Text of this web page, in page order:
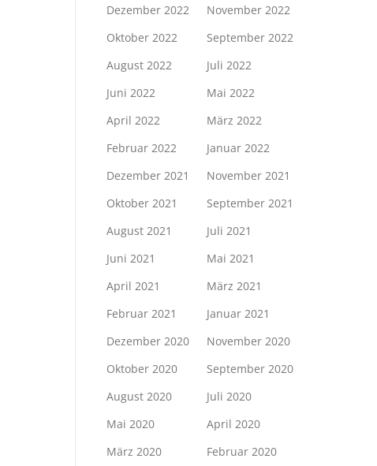
Dezember 2022
November 2022
Oktober 2022
September 2022
August 2022
Juli 2022
Juni 2022
Mai 2022
April 2022
März 2022
Februar 2022
Januar 2022
Dezember 2021
November 2021
Oktober 2021
September 2021
August 2021
Juli 2021
Juni 2021
Mai 2021
April 2021
März 2021
Februar 2021
Januar 2021
Dezember 2020
November 2020
Oktober 2020
September 2020
August 2020
Juli 2020
Mai 2020
April 2020
März 2020
Februar 2020